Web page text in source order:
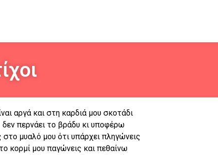
αργά και στη καρδιά μου σκοτάδι
δεν περνάει το βράδυ κι υποφέρω
μυαλό μου ότι υπάρχει πληγώνεις
το κορμί μου παγώνεις και πεθαίνω